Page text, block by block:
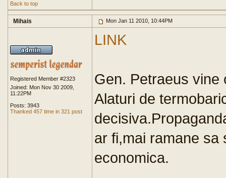
Back to top
Mihais Mon Jan 11 2010, 10:44PM
Registered Member #2323
Joined: Mon Nov 30 2009,
11:22PM
Posts: 3943
Thanked 457 time in 321 post
LINK
Gen. Petraeus vine
Alaturi de
ar fi,mai ramane sa
economica.